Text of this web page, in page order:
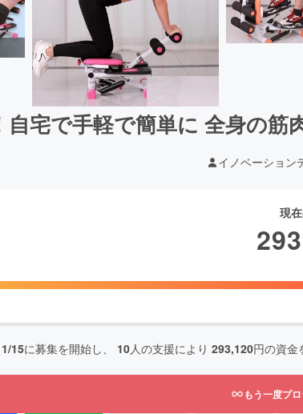
自宅で手軽で簡単に 全身の
イノベーション
現
15に募集を開始し、 10人の支援により 293,120円の資金
もう一度プ